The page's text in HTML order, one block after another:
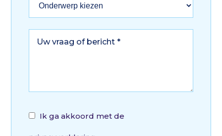
Ik ga akkoord met de